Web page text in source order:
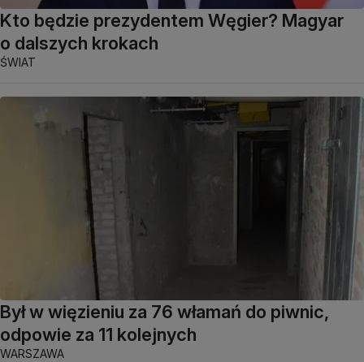
Kto będzie prezydentem Węgier? Magyar
o dalszych krokach
ŚWIAT
Był w więzieniu za 76 włamań do piwnic,
odpowie za 11 kolejnych
WARSZAWA